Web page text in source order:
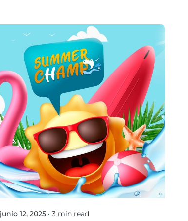
Posted by
Mario Ortiz Gonzalez
junio 12, 2025 3 min read